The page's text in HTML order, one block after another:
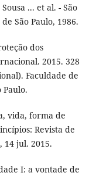
... et al. - São
São Paulo, 1986.
dos
2015. 328
Faculdade de
Paulo.
vida, forma de
Revista de
14 jul. 2015.
I: a vontade de